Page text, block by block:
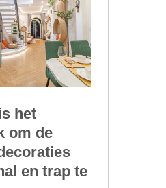
het
om de
en trap te